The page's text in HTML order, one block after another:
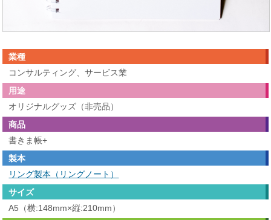
業種
コンサルティング、サービス業
用途
オリジナルグッズ（非売品）
商品
書きま帳+
製本
リング製本（リングノート）
サイズ
A5（横:148mm×縦:210mm）